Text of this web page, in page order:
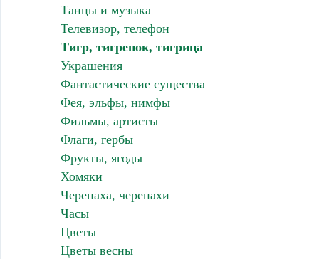
Танцы и музыка
Телевизор, телефон
Тигр, тигренок, тигрица
Украшения
Фантастические существа
Фея, эльфы, нимфы
Фильмы, артисты
Флаги, гербы
Фрукты, ягоды
Хомяки
Черепаха, черепахи
Часы
Цветы
Цветы весны